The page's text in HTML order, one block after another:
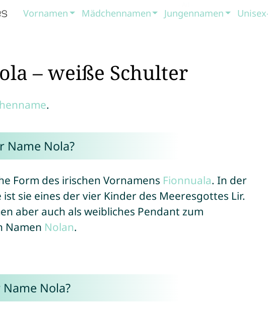
Vornamen Mädchennamen Jungennamen
– weiße Schulter
.
Name Nola?
Form des irischen Vornamens Fionnuala. In der
sie eines der vier Kinder des Meeresgottes Lir.
aber auch als weibliches Pendant zum
Namen Nolan.
Nola?